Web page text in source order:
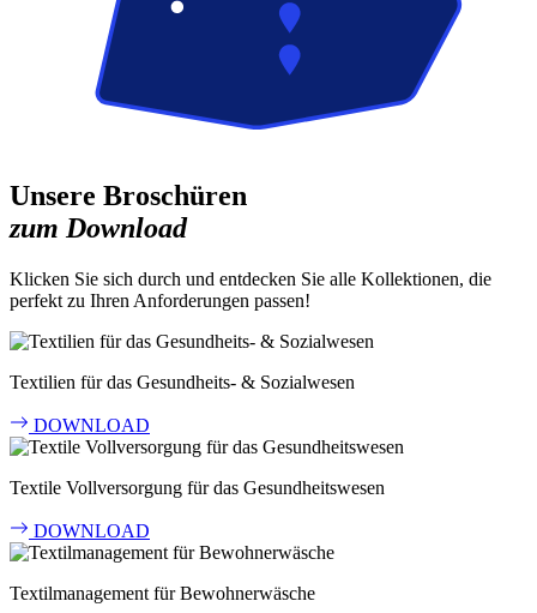
Unsere Broschüren
zum Download
Klicken Sie sich durch und entdecken Sie alle Kollektionen, die
perfekt zu Ihren Anforderungen passen!
Textilien für das Gesundheits- & Sozialwesen
DOWNLOAD
Textile Vollversorgung für das Gesundheitswesen
DOWNLOAD
Textilmanagement für Bewohnerwäsche